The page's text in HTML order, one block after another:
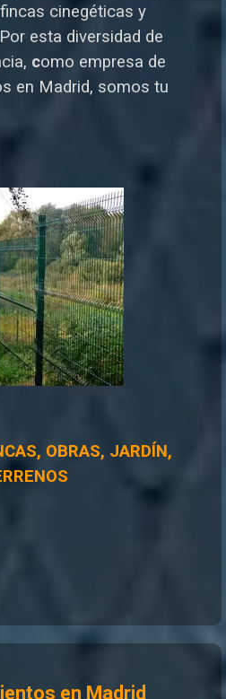
cinegéticas y
Por esta diversidad de
como empresa de
en Madrid, somos tu
OBRAS, JARDÍN,
en Madrid